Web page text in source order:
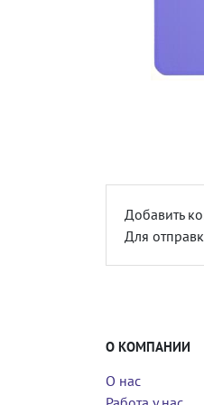
Добавить
Для
О КОМПАНИИ
О нас